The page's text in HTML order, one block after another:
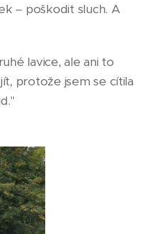
– poškodit sluch. A
lavice, ale ani to
protože jsem se cítila